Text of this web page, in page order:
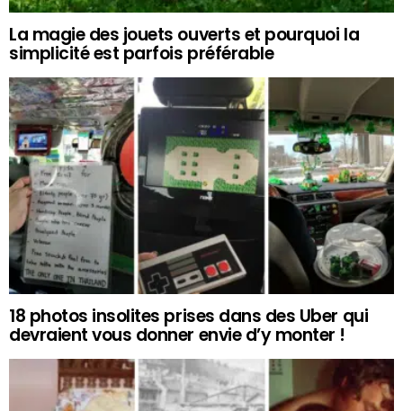
La magie des jouets ouverts et pourquoi la
simplicité est parfois préférable
18 photos insolites prises dans des Uber qui
devraient vous donner envie d’y monter !